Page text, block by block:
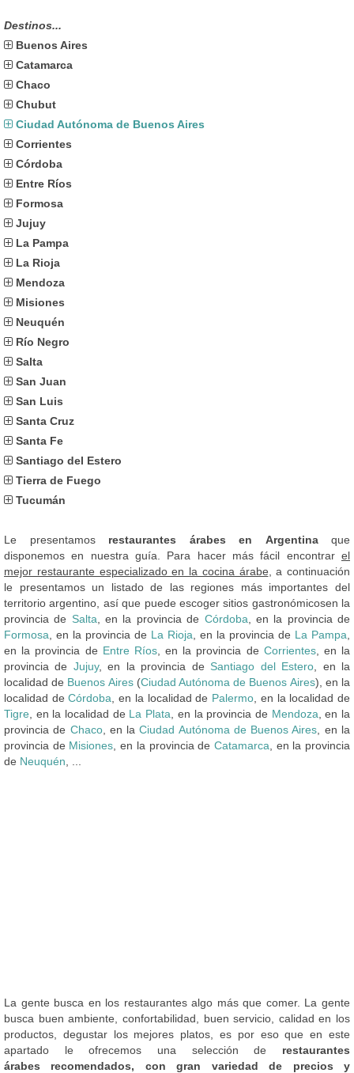
Destinos...
Buenos Aires
Catamarca
Chaco
Chubut
Ciudad Autónoma de Buenos Aires
Corrientes
Córdoba
Entre Ríos
Formosa
Jujuy
La Pampa
La Rioja
Mendoza
Misiones
Neuquén
Río Negro
Salta
San Juan
San Luis
Santa Cruz
Santa Fe
Santiago del Estero
Tierra de Fuego
Tucumán
Le presentamos restaurantes árabes en Argentinaque
disponemos en nuestra guía. Para hacer más fácil encontrar el
mejor restaurante especializado en la cocina árabe , a continuación
le presentamos un listado de las regiones más importantes del
territorio argentino, así que puede escoger sitios gastronómicosen la
provincia de Salta , en la provincia de Córdoba , en la provincia de
Formosa , en la provincia de La Rioja , en la provincia de La Pampa
en la provincia de Entre Ríos, en la provincia de Corrientes, en la
provincia de Jujuy, en la provincia de Santiago del Estero , en la
localidad de Buenos Aires(Ciudad Autónoma de Buenos Aires), en la
localidad deCórdoba , en la localidad de Palermo , en la localidad de
Tigre , en la localidad de La Plata , en la provincia de Mendoza , en la
provincia de Chaco, en laCiudad Autónoma de Buenos Aires , en la
provincia de Misiones , en la provincia de Catamarca , en la provincia
de Neuquén
La gente busca en los restaurantes algo más que comer. La gente
busca buen ambiente, confortabilidad, buen servicio, calidad en los
productos, degustar los mejores platos, es por eso que en este
apartado le ofrecemos una selección de restaurantes
árabes recomendados, con gran variedad de precios y